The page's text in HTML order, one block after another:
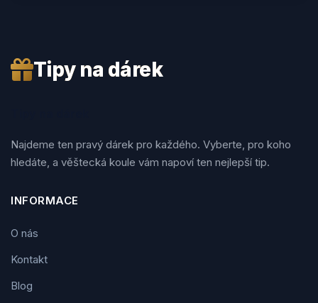
Tipy na dárek
Najdeme ten pravý dárek pro každého. Vyberte, pro koho
hledáte, a věštecká koule vám napoví ten nejlepší tip.
INFORMACE
O nás
Kontakt
Blog